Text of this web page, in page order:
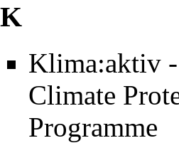
K
Klima:aktiv
Climate
Programme